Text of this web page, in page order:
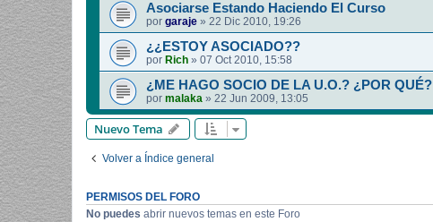
Asociarse Estando Haciendo El Curso
por garaje » 22 Dic 2010, 19:26
¿¿ESTOY ASOCIADO??
por Rich » 07 Oct 2010, 15:58
¿ME HAGO SOCIO DE LA U.O.? ¿POR QUÉ?
por malaka » 22 Jun 2009, 13:05
Nuevo Tema
Volver a Índice general
PERMISOS DEL FORO
No puedes abrir nuevos temas en este Foro